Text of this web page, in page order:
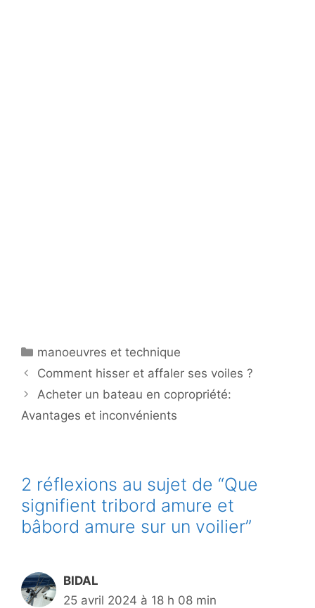
Catégories
manoeuvres et technique
Comment hisser et affaler ses voiles ?
Acheter un bateau en copropriété:
Avantages et inconvénients
2 réflexions au sujet de “Que
signifient tribord amure et
bâbord amure sur un voilier”
BIDAL
25 avril 2024 à 18 h 08 min